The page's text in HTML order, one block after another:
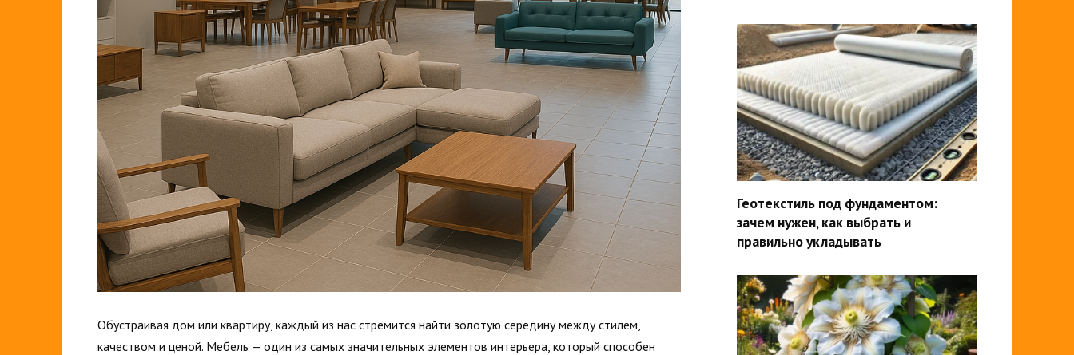
Обустраивая дом или квартиру, каждый из нас стремится найти золотую середину между стилем,
качеством и ценой. Мебель — один из самых значительных элементов интерьера, который способен
Геотекстиль под фундаментом:
зачем нужен, как выбрать и
правильно укладывать